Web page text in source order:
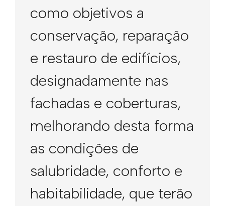
como objetivos a
conservação, reparação
e restauro de edifícios,
designadamente nas
fachadas e coberturas,
melhorando desta forma
as condições de
salubridade, conforto e
habitabilidade, que terão